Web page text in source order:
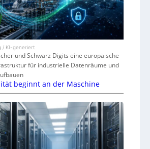
/ KI-generiert
und Schwarz Digits eine europäische
für industrielle Datenräume und
beginnt an der Maschine